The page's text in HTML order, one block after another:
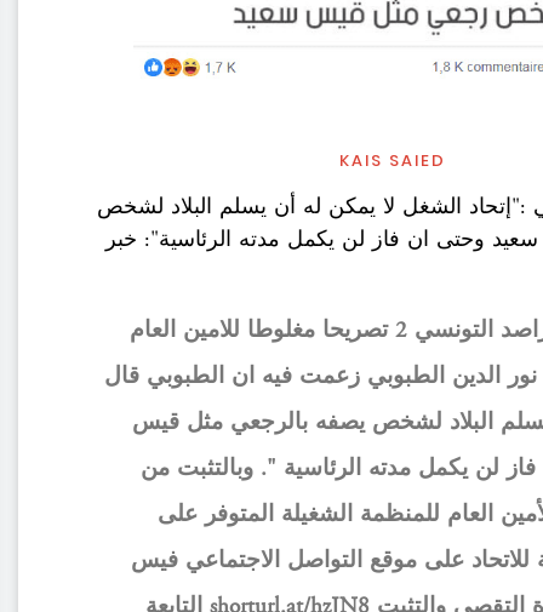
KAIS SAIED
:"إتحاد الشغل لا يمكن له أن يسلم البلاد لشخص
وحتى ان فاز لن يكمل مدته الرئاسية": خبر
نسبت صفحة الراصد التونسي 2 تصريحا مغلوطا للامين العام
الدين الطبوبي زعمت فيه ان الطبوبي قال
يسلم البلاد لشخص يصفه بالرجعي مثل قيس
لن يكمل مدته الرئاسية ". وبالتثبت من
العام للمنظمة الشغيلة المتوفر على
على موقع التواصل الاجتماعي فيس